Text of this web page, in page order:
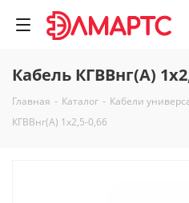
Кабель КГВВнг(А)
Главная - Каталог - Кабели
КГВВнг(А) 1х2,5-0,66